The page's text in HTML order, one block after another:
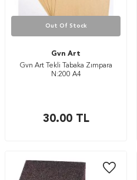
Out Of Stock
Gvn Art
Gvn Art Tekli Tabaka Zımpara
N:200 A4
30.00TL